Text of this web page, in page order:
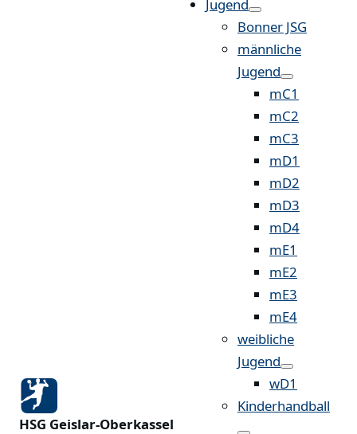
HSG Geislar-Oberkassel
Jugend
Bonner JSG
männliche
Jugend
mC1
mC2
mC3
mD1
mD2
mD3
mD4
mE1
mE2
mE3
mE4
weibliche
Jugend
wD1
Kinderhandball